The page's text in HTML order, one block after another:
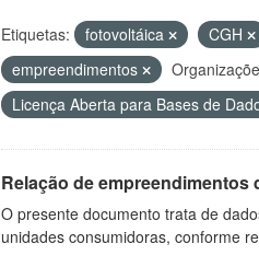
Etiquetas: fotovoltáica CGH
empreendimentos
Licença Aberta para Bases de
Relação de empreendimentos
O presente documento trata de
unidades consumidoras, conforme